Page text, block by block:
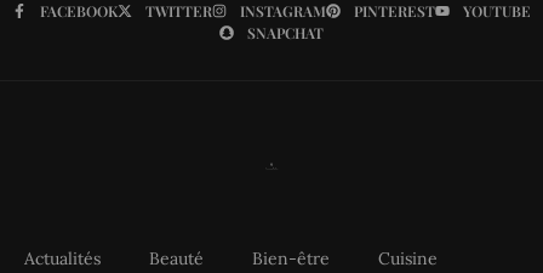
FACEBOOK TWITTER INSTAGRAM PINTEREST
YOUTUBE
SNAPCHAT
Actualités Beauté Bien-être
Cuisine